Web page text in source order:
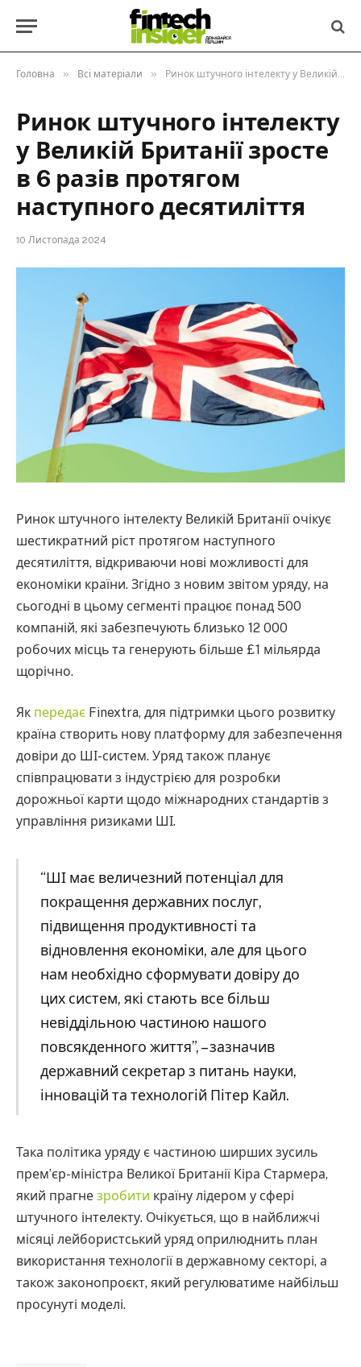
Головна » Всі матеріали » Ринок штучного інтелекту у Великій Британії зросте в 6 разів протягом наступного десятиліття
Ринок штучного інтелекту
у Великій Британії зросте
в 6 разів протягом
наступного десятиліття
10 Листопада 2024
Ринок штучного інтелекту Великій Британії очікує
шестикратний ріст протягом наступного
десятиліття, відкриваючи нові можливості для
економіки країни. Згідно з новим звітом уряду, на
сьогодні в цьому сегменті працює понад 500
компаній, які забезпечують близько 12 000
робочих місць та генерують більше £1 мільярда
щорічно.
Як передає Finextra, для підтримки цього розвитку
країна створить нову платформу для забезпечення
довіри до ШІ-систем. Уряд також планує
співпрацювати з індустрією для розробки
дорожньої карти щодо міжнародних стандартів з
управління ризиками ШІ.
“ШІ має величезний потенціал для
покращення державних послуг,
підвищення продуктивності та
відновлення економіки, але для цього
нам необхідно сформувати довіру до
цих систем, які стають все більш
невіддільною частиною нашого
повсякденного життя”, – зазначив
державний секретар з питань науки,
інновацій та технологій Пітер Кайл.
Така політика уряду є частиною ширших зусиль
прем’єр-міністра Великої Британії Кіра Стармера,
який прагне зробити країну лідером у сфері
штучного інтелекту. Очікується, що в найближчі
місяці лейбористський уряд оприлюднить план
використання технології в державному секторі, а
також законопроєкт, який регулюватиме найбільш
просунуті моделі.